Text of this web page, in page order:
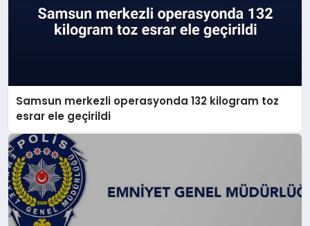
Samsun merkezli operasyonda 132 kilogram toz
esrar ele geçirildi